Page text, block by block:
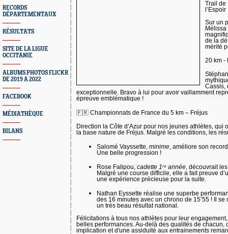
RECORDS
DÉPARTEMENTAUX
RÉSULTATS
SITE DE LA LIGUE
OCCITANIE
ALBUMS PHOTOS FLICKR
DE 2019 A 2022
FACEBOOK
MÉDIATHÈQUE
BILANS
Trail de
l’Espoir
Sur un
de la
mérité
20 km -
Cassis,
exceptionnelle. Bravo à lui pour avoir vaillamment
épreuve emblématique !
🇫🇷 Championnats de France du 5 km – Fréjus
Direction la Côte d’Azur pour nos jeunes athlètes, qui
la base nature de Fréjus. Malgré les conditions, les
Salomé Vayssette minime , améliore son
Une belle progression !
Rose Falipou cadette 1ʳᵉ année , découvrait
Malgré une course difficile, elle a fait preuve
une expérience précieuse pour la suite.
Nathan Eyssette réalise une superbe
des 16 minutes avec un chrono de 15’55 ! Il se
un très beau résultat national.
Félicitations à tous nos athlètes pour leur
belles performances. Au-delà des qualités de chacun,
implication et d'une assiduité aux entrainements